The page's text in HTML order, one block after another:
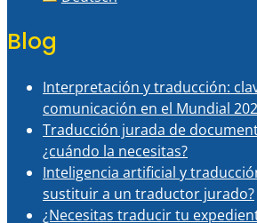
Blog
Interpretación y traducción:
comunicación en el Mundial
Traducción jurada de
¿cuándo la necesitas?
Inteligencia artificial y
sustituir a un traductor jurado?
¿Necesitas traducir tu